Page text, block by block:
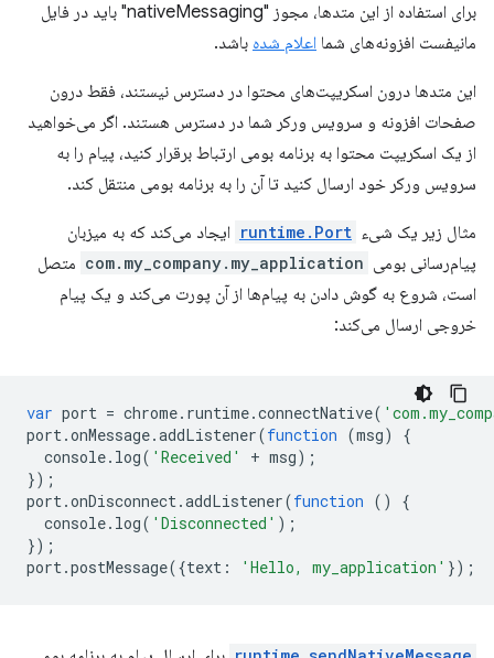
برای استفاده از این متدها، مجوز "nativeMessaging" باید در فایل
مانیفست افزونه‌های شما اعلام شده باشد.
این متدها درون اسکریپت‌های محتوا در دسترس نیستند، فقط درون
صفحات افزونه و سرویس ورکر شما در دسترس هستند. اگر می‌خواهید
از یک اسکریپت محتوا به برنامه بومی ارتباط برقرار کنید، پیام را به
سرویس ورکر خود ارسال کنید تا آن را به برنامه بومی منتقل کند.
مثال زیر یک شیء runtime.Port ایجاد می‌کند که به میزبان
پیام‌رسانی بومی com.my_company.my_application متصل
است، شروع به گوش دادن به پیام‌ها از آن پورت می‌کند و یک پیام
خروجی ارسال می‌کند:
var port = chrome. runtime.connectNative(
port.onMessage.addListener(function (msg)
{
console. log( 'Received' + msg);
});
port.onDisconnect.addListener(function ()
{
console. log( 'Disconnected' );
});
port.postMessage({text : 'Hello, my_application' });